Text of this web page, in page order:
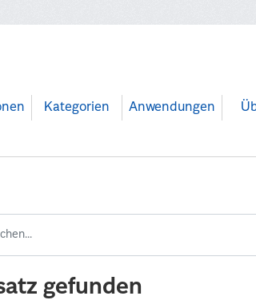
Kategorien Anwendungen
gefunden